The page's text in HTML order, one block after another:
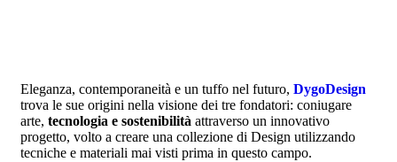
Eleganza, contemporaneità e un tuffo nel futuro, DygoDesign
trova le sue origini nella visione dei tre fondatori: coniugare
arte, tecnologia e sostenibilità attraverso un innovativo
progetto, volto a creare una collezione di Design utilizzando
tecniche e materiali mai visti prima in questo campo.